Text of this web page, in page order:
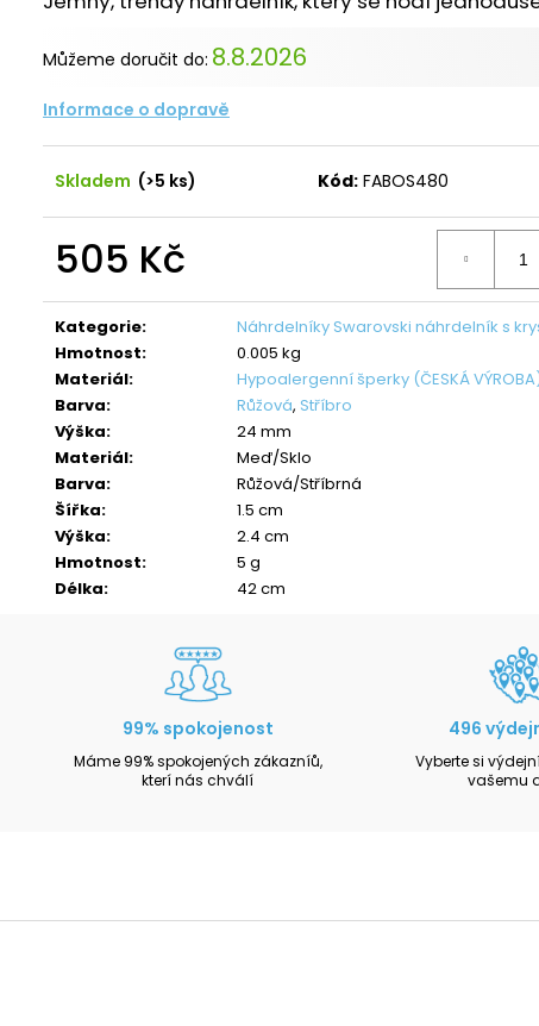
Můžeme doručit do: 8.8.2026
Informace o dopravě
Skladem (>5 ks) Kód: FABOS480
505 Kč
cena:
Kategorie:
Náhrdelníky Swarovski náhrdelník s
Hmotnost:
0.005 kg
Materiál:
Hypoalergenní šperky (ČESKÁ
Barva: Růžová, Stříbro
Výška:
24 mm
Materiál:
Meď/Sklo
Barva:
Růžová/Stříbrná
Šířka:
1.5 cm
Výška:
2.4 cm
Hmotnost:
5 g
Délka: 42 cm
99% spokojenost
Máme 99% spokojených zákazníů,
kterí nás chválí
496
Vyberte si
vašemu
NÁHRDELNÍK ANDĚL ŠTĚSTÍ LIGHT
420 Kč